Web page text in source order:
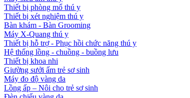
Thiết bị phòng mổ thú y
Thiết bị xét nghiệm thú y
Bàn khám - Bàn Grooming
Máy X-Quang thú y
Thiết bị hỗ trợ - Phục hồi chức năng thú y
Hệ thống lồng - chuồng - buồng lưu
Thiết bị khoa nhi
Giường sưởi ấm trẻ sơ sinh
Máy đo độ vàng da
Lồng ấp – Nôi cho trẻ sơ sinh